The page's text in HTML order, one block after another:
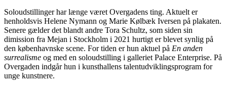
Soloudstillinger har længe været Overgadens ting. Aktuelt er
henholdsvis Helene Nymann og Marie Kølbæk Iversen på plakaten.
Senere gælder det blandt andre Tora Schultz, som siden sin
dimission fra Mejan i Stockholm i 2021 hurtigt er blevet synlig på
den københavnske scene. For tiden er hun aktuel på En anden
surrealisme og med en soloudstilling i galleriet Palace Enterprise. På
Overgaden indgår hun i kunsthallens talentudviklingsprogram for
unge kunstnere.